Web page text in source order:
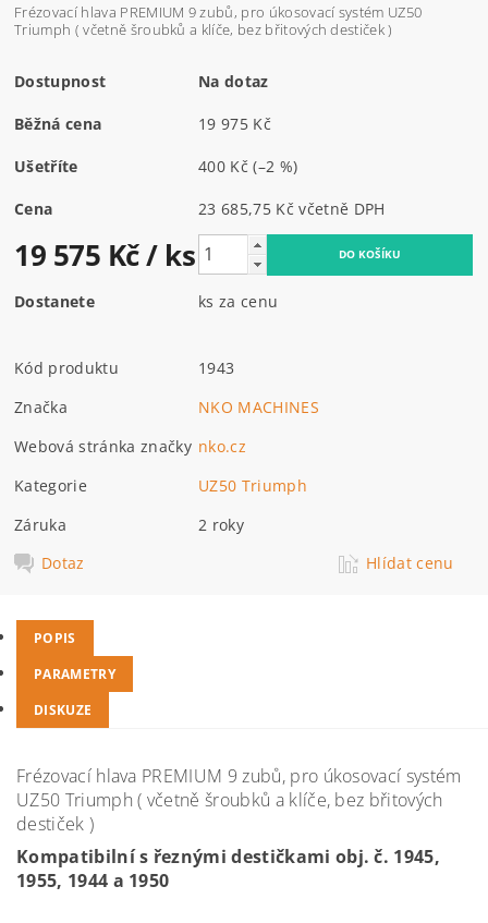
Frézovací hlava PREMIUM 9 zubů, pro úkosovací systém UZ50
Triumph ( včetně šroubků a klíče, bez břitových destiček )
Dostupnost Na dotaz
Běžná cena 19 975 Kč
Ušetříte 400 Kč(–2 %)
Cena 23 685,75 Kč včetně DPH
19 575 Kč/ ks
Dostanete ks za cenu
Kód produktu
1943
Značka
NKO MACHINES
Webová stránka značky nko.cz
Kategorie
UZ50 Triumph
Záruka
2 roky
Dotaz
Hlídat cenu
POPIS
PARAMETRY
DISKUZE
Frézovací hlava PREMIUM 9 zubů, pro úkosovací systém
UZ50 Triumph ( včetně šroubků a klíče, bez břitových
destiček )
Kompatibilní s řeznými destičkami obj. č. 1945,
1955, 1944 a 1950